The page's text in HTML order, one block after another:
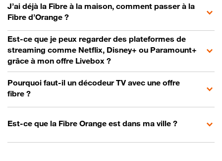
J’ai déjà la Fibre à la maison, comment passer à la
Fibre d’Orange ?
Est-ce que je peux regarder des plateformes de
streaming comme Netflix, Disney+ ou Paramount+
grâce à mon offre Livebox ?
Pourquoi faut-il un décodeur TV avec une offre
fibre ?
Est-ce que la Fibre Orange est dans ma ville ?